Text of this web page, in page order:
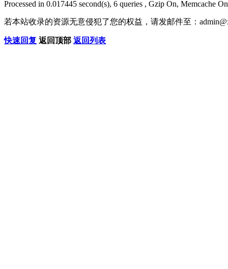
Processed in 0.017445 second(s), 6 queries , Gzip On, Memcache
若本站收录的资源无意侵犯了您的权益，请发邮件至：
快速回复 返回顶部 返回列表